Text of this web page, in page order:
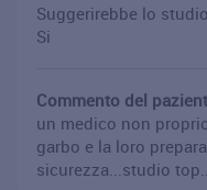
Suggerirebbe lo
Si
Commento del
un medico non
garbo e la loro
sicurezza...studio